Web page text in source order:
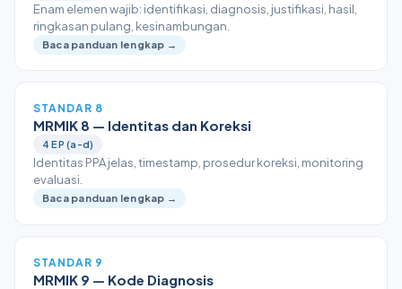
Enam elemen wajib: identifikasi, diagnosis, justifikasi, hasil,
ringkasan pulang, kesinambungan.
Baca panduan lengkap →
STANDAR 8
MRMIK 8 — Identitas dan Koreksi
4 EP (a-d)
Identitas PPA jelas, timestamp, prosedur koreksi, monitoring
evaluasi.
Baca panduan lengkap →
STANDAR 9
MRMIK 9 — Kode Diagnosis